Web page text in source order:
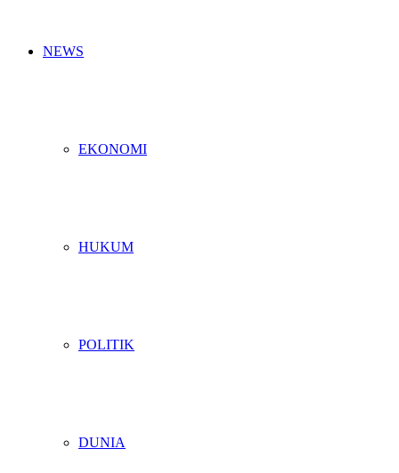
NEWS
EKONOMI
HUKUM
POLITIK
DUNIA